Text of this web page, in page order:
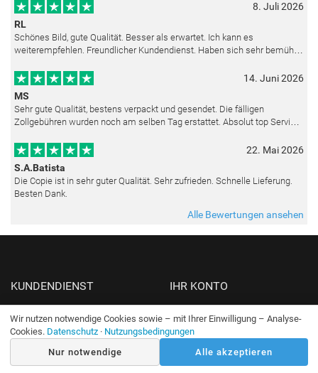
8. Juli 2026
RL
Schönes Bild, gute Qualität. Besser als erwartet. Ich kann es
weiterempfehlen. Freundlicher Kundendienst. Haben sich sehr bemüht
14. Juni 2026
MS
Sehr gute Qualität, bestens verpackt und gesendet. Die fälligen
Zollgebühren wurden noch am selben Tag erstattet. Absolut top Service
22. Mai 2026
S.A.Batista
Die Copie ist in sehr guter Qualität. Sehr zufrieden. Schnelle Lieferung.
Besten Dank.
Alle Bewertungen ansehen
KUNDENDIENST
Kontakt
Über uns
Zahlungsmethoden
Versandinfo
IHR KONTO
Bestellverlauf
Wunschzettel
Passwort ändern
Konto erstellen
Wir nutzen notwendige Cookies sowie – mit Ihrer Einwilligung – Analyse-
Cookies. Datenschutz · Nutzungsbedingungen
Nur notwendige
Alle akzeptieren